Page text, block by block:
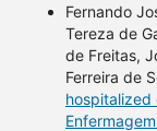
Fernando
Tereza de
de Freitas,
Ferreira de